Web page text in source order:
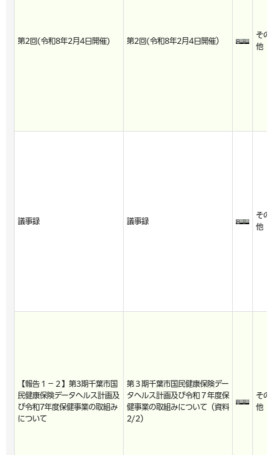
第2回(令和8年2月4日開催) 第2回(令和8年2月4日開催）
その
他
議事録 議事録
その
他
【報告１－２】第3期千葉市国
民健康保険データヘルス計画及
び令和7年度保健事業の取組み
について
第３期千葉市国民健康保険デー
タヘルス計画及び令和７年度保
健事業の取組みについて（資料
2/2）
その
他